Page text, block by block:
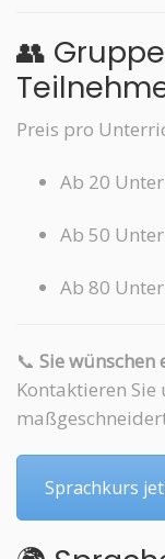
👥
Preis pro
Ab 20
Ab 50
Ab 80
📞 Sie
Kontaktieren Sie
Sprachkurs